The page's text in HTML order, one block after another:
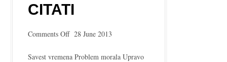
CITATI
Comments Offon
Niče
28 June 2013
Savest vremena Problem morala Upravo